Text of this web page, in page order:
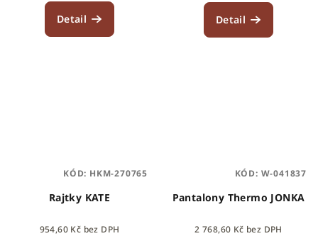
Detail Detail
Rajtky KATE
954,60 Kč bez DPH
KÓD: HKM-270765
Pantalony Thermo JONKA
2 768,60 Kč bez DPH
KÓD: W-041837